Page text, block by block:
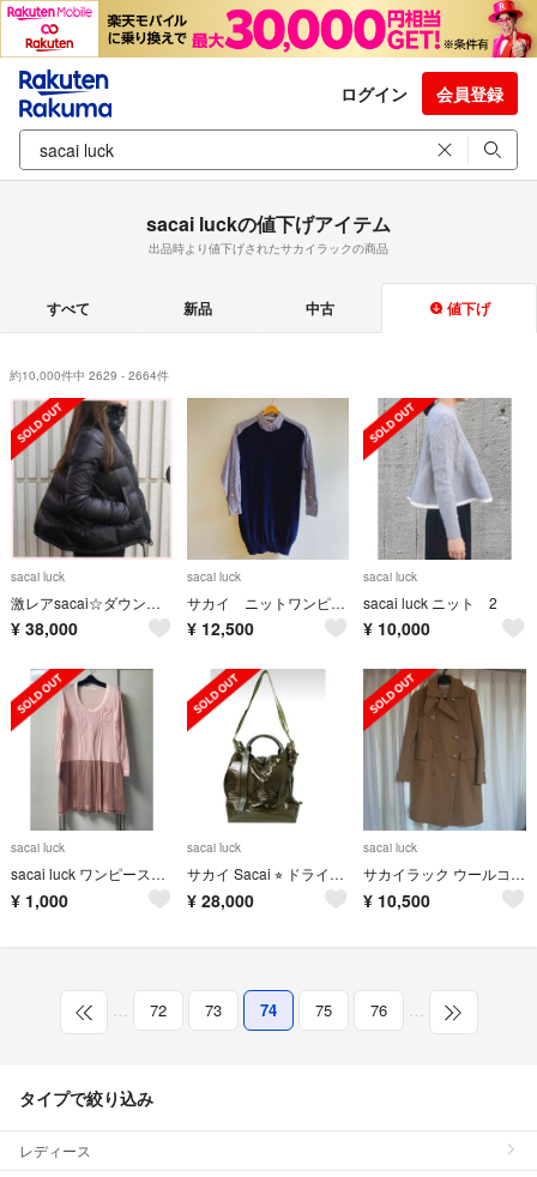
ログイン 会員登録
sacai luckの値下げアイテム
出品時より値下げされたサカイラックの商品
すべて 新品 中古 値下げ
約10,000件中 2629 - 2664件
sacai luck
激レアsacai☆ダウン☆人気商品☆サイズ1☆ネイビー×ブラック
¥ 38,000
sacai luck
サカイ ニットワンピース
¥ 12,500
sacai luck
sacai luck ニット 2
¥ 10,000
sacai luck
sacai luck ワンピース ピンク サイズ2
¥ 1,000
sacai luck
サカイ Sacai ⭐︎ ドライ バッグ⭐︎グリーン
¥ 28,000
sacai luck
サカイラック ウールコート
¥ 10,500
… 72 73 74 75 76 …
タイプで絞り込み
レディース